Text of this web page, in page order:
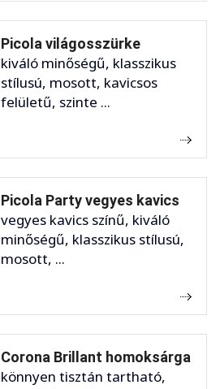
Picola világosszürke
kiváló minőségű, klasszikus
stílusú, mosott, kavicsos
felületű, szinte ...
Picola Party vegyes kavics
vegyes kavics színű, kiváló
minőségű, klasszikus stílusú,
mosott, ...
Corona Brillant homoksárga
könnyen tisztán tartható,